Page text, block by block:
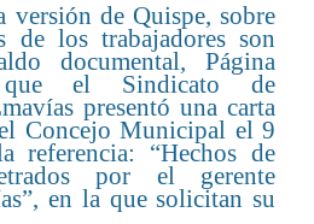
versión de Quispe, sobre
de los trabajadores son
documental, Página
el Sindicato de
presentó una carta
Concejo Municipal el 9
referencia: “Hechos de
por el gerente
en la que solicitan su